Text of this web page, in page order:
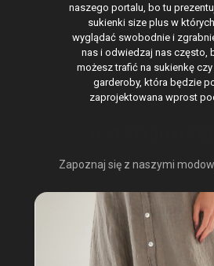
naszego portalu, bo tu
sukienki size plus w
wyglądać swobodnie i
nas i odwiedzaj nas często,
możesz trafić na sukienkę
garderoby, która będzie
zaprojektowana wprost
Zapoznaj się z naszymi